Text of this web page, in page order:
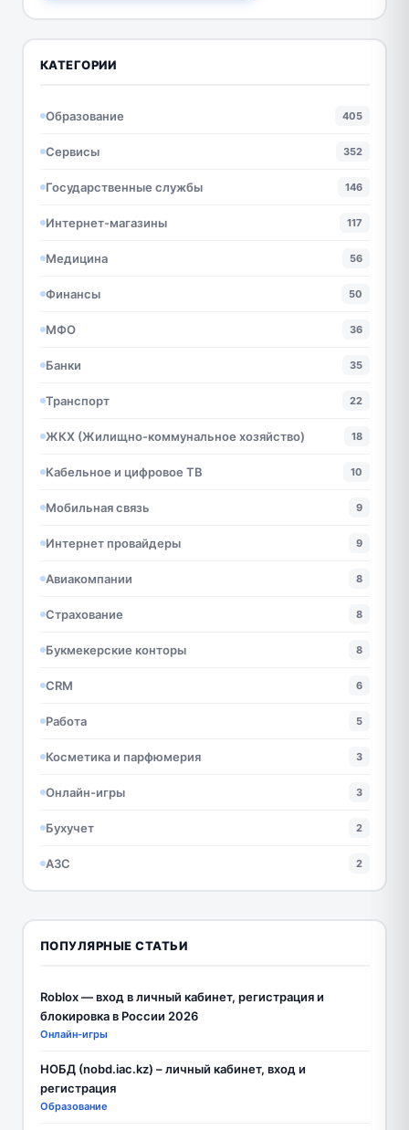
КАТЕГОРИИ
Образование 405
Сервисы 352
Государственные службы 146
Интернет-магазины 117
Медицина 56
Финансы 50
МФО 36
Банки 35
Транспорт 22
ЖКХ (Жилищно-коммунальное хозяйство) 18
Кабельное и цифровое ТВ 10
Мобильная связь 9
Интернет провайдеры 9
Авиакомпании 8
Страхование 8
Букмекерские конторы 8
CRM 6
Работа 5
Косметика и парфюмерия 3
Онлайн-игры 3
Бухучет 2
АЗС 2
ПОПУЛЯРНЫЕ СТАТЬИ
Roblox — вход в личный кабинет, регистрация и
блокировка в России 2026
Онлайн-игры
НОБД (nobd.iac.kz) – личный кабинет, вход и
регистрация
Образование